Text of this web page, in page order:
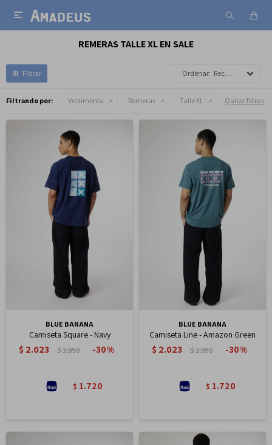

REMERAS TALLE XL EN SALE
Recomendados
Filtrando por: Vestimenta Remeras Talle XL Quitar filtros
BLUE BANANA
Camiseta Square - Navy
$2.023 $2.890 30
$ 1.720
BLUE BANANA
Camiseta Line - Amazon Green
$2.023 $2.890 30
$ 1.720